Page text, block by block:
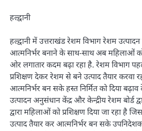
हल्द्वानी
हल्द्वानी में उत्तराखंड रेशम विभाग रेशम
आत्मनिर्भर बनाने के साथ-साथ अब महिलाओं
ओर लगातार कदम बढ़ा रहा है. रेशम विभाग
प्रशिक्षण देकर रेशम से बने उत्पाद तैयार करवा
आत्मनिर्भर बन सके हस्त निर्मित को दिया
उत्पादन अनुसंधान केंद्र और केन्द्रीय रेशम बोर्ड
द्वारा महिलाओं को प्रशिक्षण दिया जा रहा है
उत्पाद तैयार कर आत्मनिर्भर बन सके